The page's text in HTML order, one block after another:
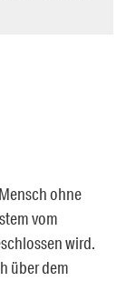
ohne
vom
wird.
über dem